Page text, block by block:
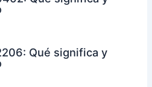
Qué significa y